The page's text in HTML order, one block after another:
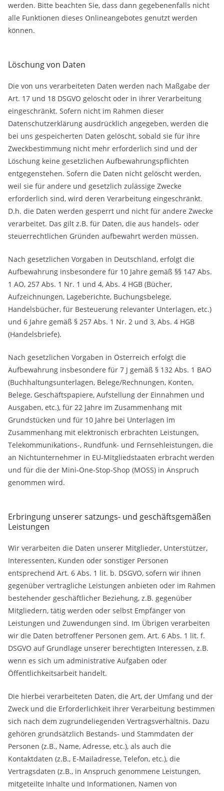
werden. Bitte beachten Sie, dass dann gegebenenfalls nicht
alle Funktionen dieses Onlineangebotes genutzt werden
können.
Löschung von Daten
Die von uns verarbeiteten Daten werden nach Maßgabe der
Art. 17 und 18 DSGVO gelöscht oder in ihrer Verarbeitung
eingeschränkt. Sofern nicht im Rahmen dieser
Datenschutzerklärung ausdrücklich angegeben, werden die
bei uns gespeicherten Daten gelöscht, sobald sie für ihre
Zweckbestimmung nicht mehr erforderlich sind und der
Löschung keine gesetzlichen Aufbewahrungspflichten
entgegenstehen. Sofern die Daten nicht gelöscht werden,
weil sie für andere und gesetzlich zulässige Zwecke
erforderlich sind, wird deren Verarbeitung eingeschränkt.
D.h. die Daten werden gesperrt und nicht für andere Zwecke
verarbeitet. Das gilt z.B. für Daten, die aus handels- oder
steuerrechtlichen Gründen aufbewahrt werden müssen.
Nach gesetzlichen Vorgaben in Deutschland, erfolgt die
Aufbewahrung insbesondere für 10 Jahre gemäß §§ 147 Abs.
1 AO, 257 Abs. 1 Nr. 1 und 4, Abs. 4 HGB (Bücher,
Aufzeichnungen, Lageberichte, Buchungsbelege,
Handelsbücher, für Besteuerung relevanter Unterlagen, etc.)
und 6 Jahre gemäß § 257 Abs. 1 Nr. 2 und 3, Abs. 4 HGB
(Handelsbriefe).
Nach gesetzlichen Vorgaben in Österreich erfolgt die
Aufbewahrung insbesondere für 7 J gemäß § 132 Abs. 1 BAO
(Buchhaltungsunterlagen, Belege/Rechnungen, Konten,
Belege, Geschäftspapiere, Aufstellung der Einnahmen und
Ausgaben, etc.), für 22 Jahre im Zusammenhang mit
Grundstücken und für 10 Jahre bei Unterlagen im
Zusammenhang mit elektronisch erbrachten Leistungen,
Telekommunikations-, Rundfunk- und Fernsehleistungen, die
an Nichtunternehmer in EU-Mitgliedstaaten erbracht werden
und für die der Mini-One-Stop-Shop (MOSS) in Anspruch
genommen wird.
Erbringung unserer satzungs- und geschäftsgemäßen
Leistungen
Wir verarbeiten die Daten unserer Mitglieder, Unterstützer,
Interessenten, Kunden oder sonstiger Personen
entsprechend Art. 6 Abs. 1 lit. b. DSGVO, sofern wir ihnen
gegenüber vertragliche Leistungen anbieten oder im Rahmen
bestehender geschäftlicher Beziehung, z.B. gegenüber
Mitgliedern, tätig werden oder selbst Empfänger von
Leistungen und Zuwendungen sind. Im Übrigen verarbeiten
wir die Daten betroffener Personen gem. Art. 6 Abs. 1 lit. f.
DSGVO auf Grundlage unserer berechtigten Interessen, z.B.
wenn es sich um administrative Aufgaben oder
Öffentlichkeitsarbeit handelt.
Die hierbei verarbeiteten Daten, die Art, der Umfang und der
Zweck und die Erforderlichkeit ihrer Verarbeitung bestimmen
sich nach dem zugrundeliegenden Vertragsverhältnis. Dazu
gehören grundsätzlich Bestands- und Stammdaten der
Personen (z.B., Name, Adresse, etc.), als auch die
Kontaktdaten (z.B., E-Mailadresse, Telefon, etc.), die
Vertragsdaten (z.B., in Anspruch genommene Leistungen,
mitgeteilte Inhalte und Informationen, Namen von